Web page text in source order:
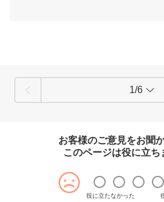
1/6
お客様のご意見をお聞
このページは役に立ち
役に立たなかった